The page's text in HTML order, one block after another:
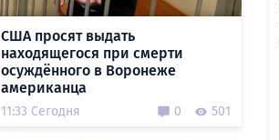
США просят выдать
находящегося при смерти
осуждённого в Воронеже
американца
11:33 Сегодня 0 501